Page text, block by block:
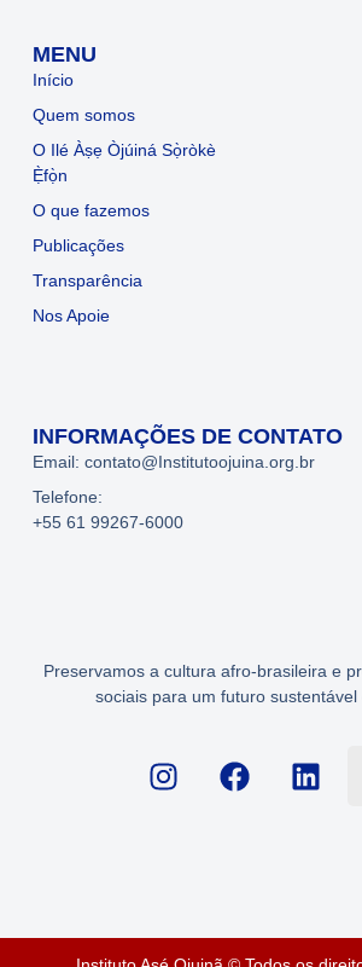
Preservamos a cultura afro-brasileira e
sociais para um futuro sustentável
MENU
Início
Quem somos
O Ilé Àṣẹ Òjúiná Sọ̀ròkè
Ẹ̀fọ̀n
O que fazemos
Publicações
Transparência
Nos Apoie
INFORMAÇÕES DE CONTATO
Email: contato@Institutoojuina.org.br
Telefone:
+55 61 99267-6000